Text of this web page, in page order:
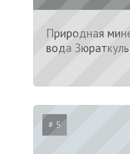
Природная
вода Зюраткуль
# 5